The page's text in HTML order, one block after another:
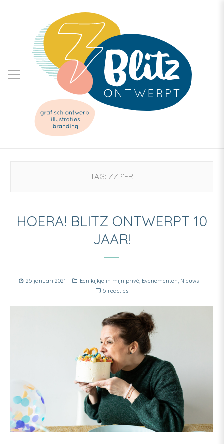
TAG: ZZP’ER
HOERA! BLITZ ONTWERPT 10
JAAR!
Posted
25 januari 2021 Categories
Een kijkje in mijn privé, Evenementen, Nieuws
5 reactiesop
Blitz
Ontwerpt
10
jaar!